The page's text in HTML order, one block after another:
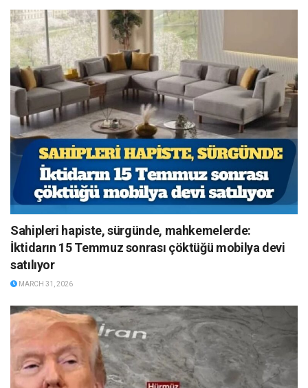
Sahipleri hapiste, sürgünde, mahkemelerde:
İktidarın 15 Temmuz sonrası çöktüğü mobilya devi
satılıyor
MARCH 31, 2026